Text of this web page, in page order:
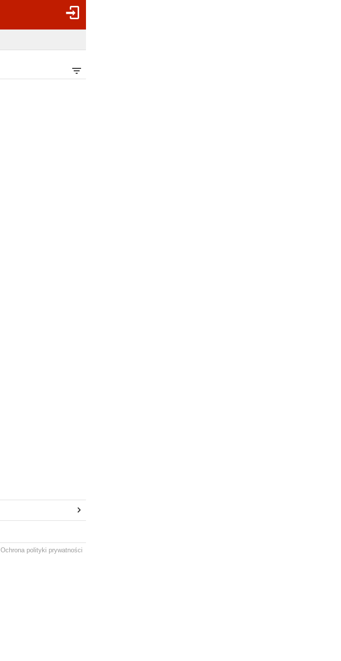
Ochrona polityki prywatności